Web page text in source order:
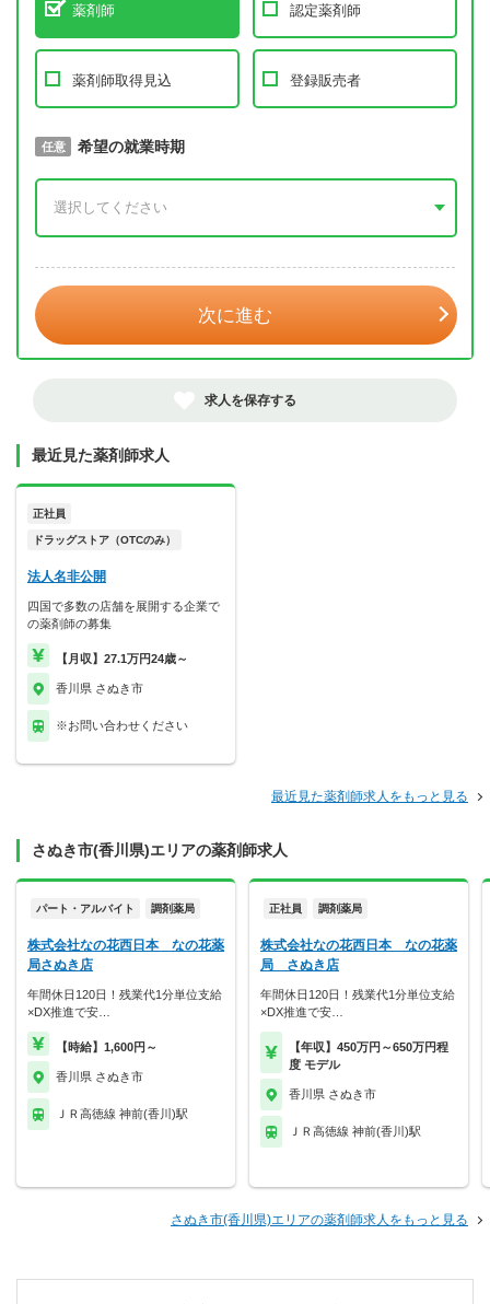
薬剤師 認定薬剤師
薬剤師取得見込 登録販売者
必須 取得予定年
任意 希望の就業時期
次に進む
求人を保存する
最近見た薬剤師求人
正社員
ドラッグストア（OTCのみ）
法人名非公開
四国で多数の店舗を展開する企業で
の薬剤師の募集
【月収】27.1万円24歳～
香川県 さぬき市
※お問い合わせください
最近見た薬剤師求人をもっと見る
さぬき市(香川県)エリアの薬剤師求人
パート・アルバイト 調剤薬局
株式会社なの花西日本 なの花薬
局さぬき店
年間休日120日！残業代1分単位支給
×DX推進で安…
【時給】1,600円～
香川県 さぬき市
ＪＲ高徳線 神前(香川)駅
正社員 調剤薬局
株式会社なの花西日本 なの花薬
局 さぬき店
年間休日120日！残業代1分単位支給
×DX推進で安…
【年収】450万円～650万円程
度 モデル
香川県 さぬき市
ＪＲ高徳線 神前(香川)駅
さぬき市(香川県)エリアの薬剤師求人をもっと見る